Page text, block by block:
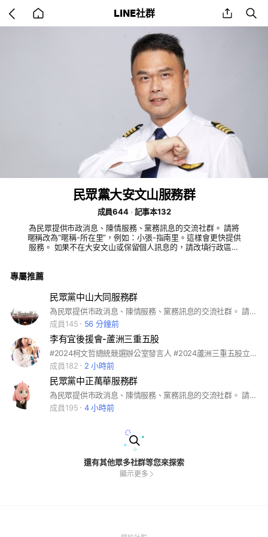
back
to
LINE社群 share
民眾黨大安文山服務群
成員644
記事本132
為民眾提供市政消息、陳情服務、黨務訊息的交流社群。 請將
暱稱改為“暱稱-所在里”，例如：小張-指南里。這樣會更快提供
服務。 如果不在大安文山或保留個人訊息的，請改填行政區就
專屬推薦
民眾黨中山大同服務群
為民眾提供市政消息、陳情服務、黨務訊息的交流社群。 請將暱稱改為“暱稱-所在里”，例如：小張-指南里。這樣會更快提供服務。 如果不在本區或保留個人訊息的，請改填行政區就好，例如：小張-大同區。小吳-新北市。
成員145
56 分鐘前
李有宜後援會-蘆洲三重五股
#2024柯文哲總統競選辦公室發言人 #2024蘆洲三重五股立委參選人 #新北市第二選區 台大政治所博士班/美國哥倫比亞大學公共行政碩士/台大會計系學士 美國聯邦眾議院助理/立法院法案助理/安侯建業會計師事務所審計員 中華民國會計師資格
成員182
2 小時前
民眾黨中正萬華服務群
為民眾提供市政消息、陳情服務、黨務訊息的交流社群。 請將暱稱改為“暱稱-所在里”，例如：小張-指南里。這樣會更快提供服務。 如果不在本區或保留個人訊息的，請改填行政區就好，例如：小張-大同區。小吳-新北市。
成員195
4 小時前
還有其他眾多社群等您來探索
顯示更多